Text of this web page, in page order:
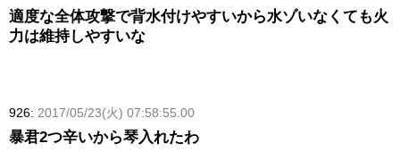
適度な全体攻撃で背水付けやすいから水ゾいなくても火
力は維持しやすいな
926: 2017/05/23(火) 07:58:55.00
暴君2つ辛いから琴入れたわ